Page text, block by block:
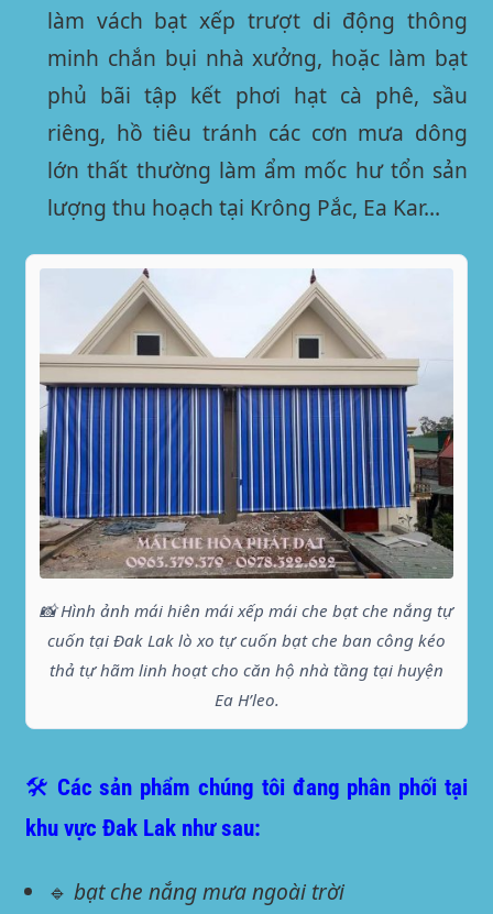
làm vách bạt xếp trượt di động thông
minh chắn bụi nhà xưởng, hoặc làm bạt
phủ bãi tập kết phơi hạt cà phê, sầu
riêng, hồ tiêu tránh các cơn mưa dông
lớn thất thường làm ẩm mốc hư tổn sản
lượng thu hoạch tại Krông Pắc, Ea Kar…
📸 Hình ảnh mái hiên mái xếp mái che bạt che nắng tự
cuốn tại Đak Lak lò xo tự cuốn bạt che ban công kéo
thả tự hãm linh hoạt cho căn hộ nhà tầng tại huyện
Ea H’leo.
🛠️ Các sản phẩm chúng tôi đang phân phối tại
khu vực Đak Lak như sau:
🔹 bạt che nắng mưa ngoài trời